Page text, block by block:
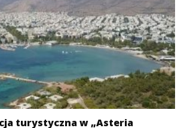
turystyczna w „Asteria